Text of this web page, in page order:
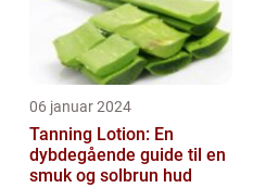
06 januar 2024
Tanning Lotion: En
dybdegående guide til en
smuk og solbrun hud